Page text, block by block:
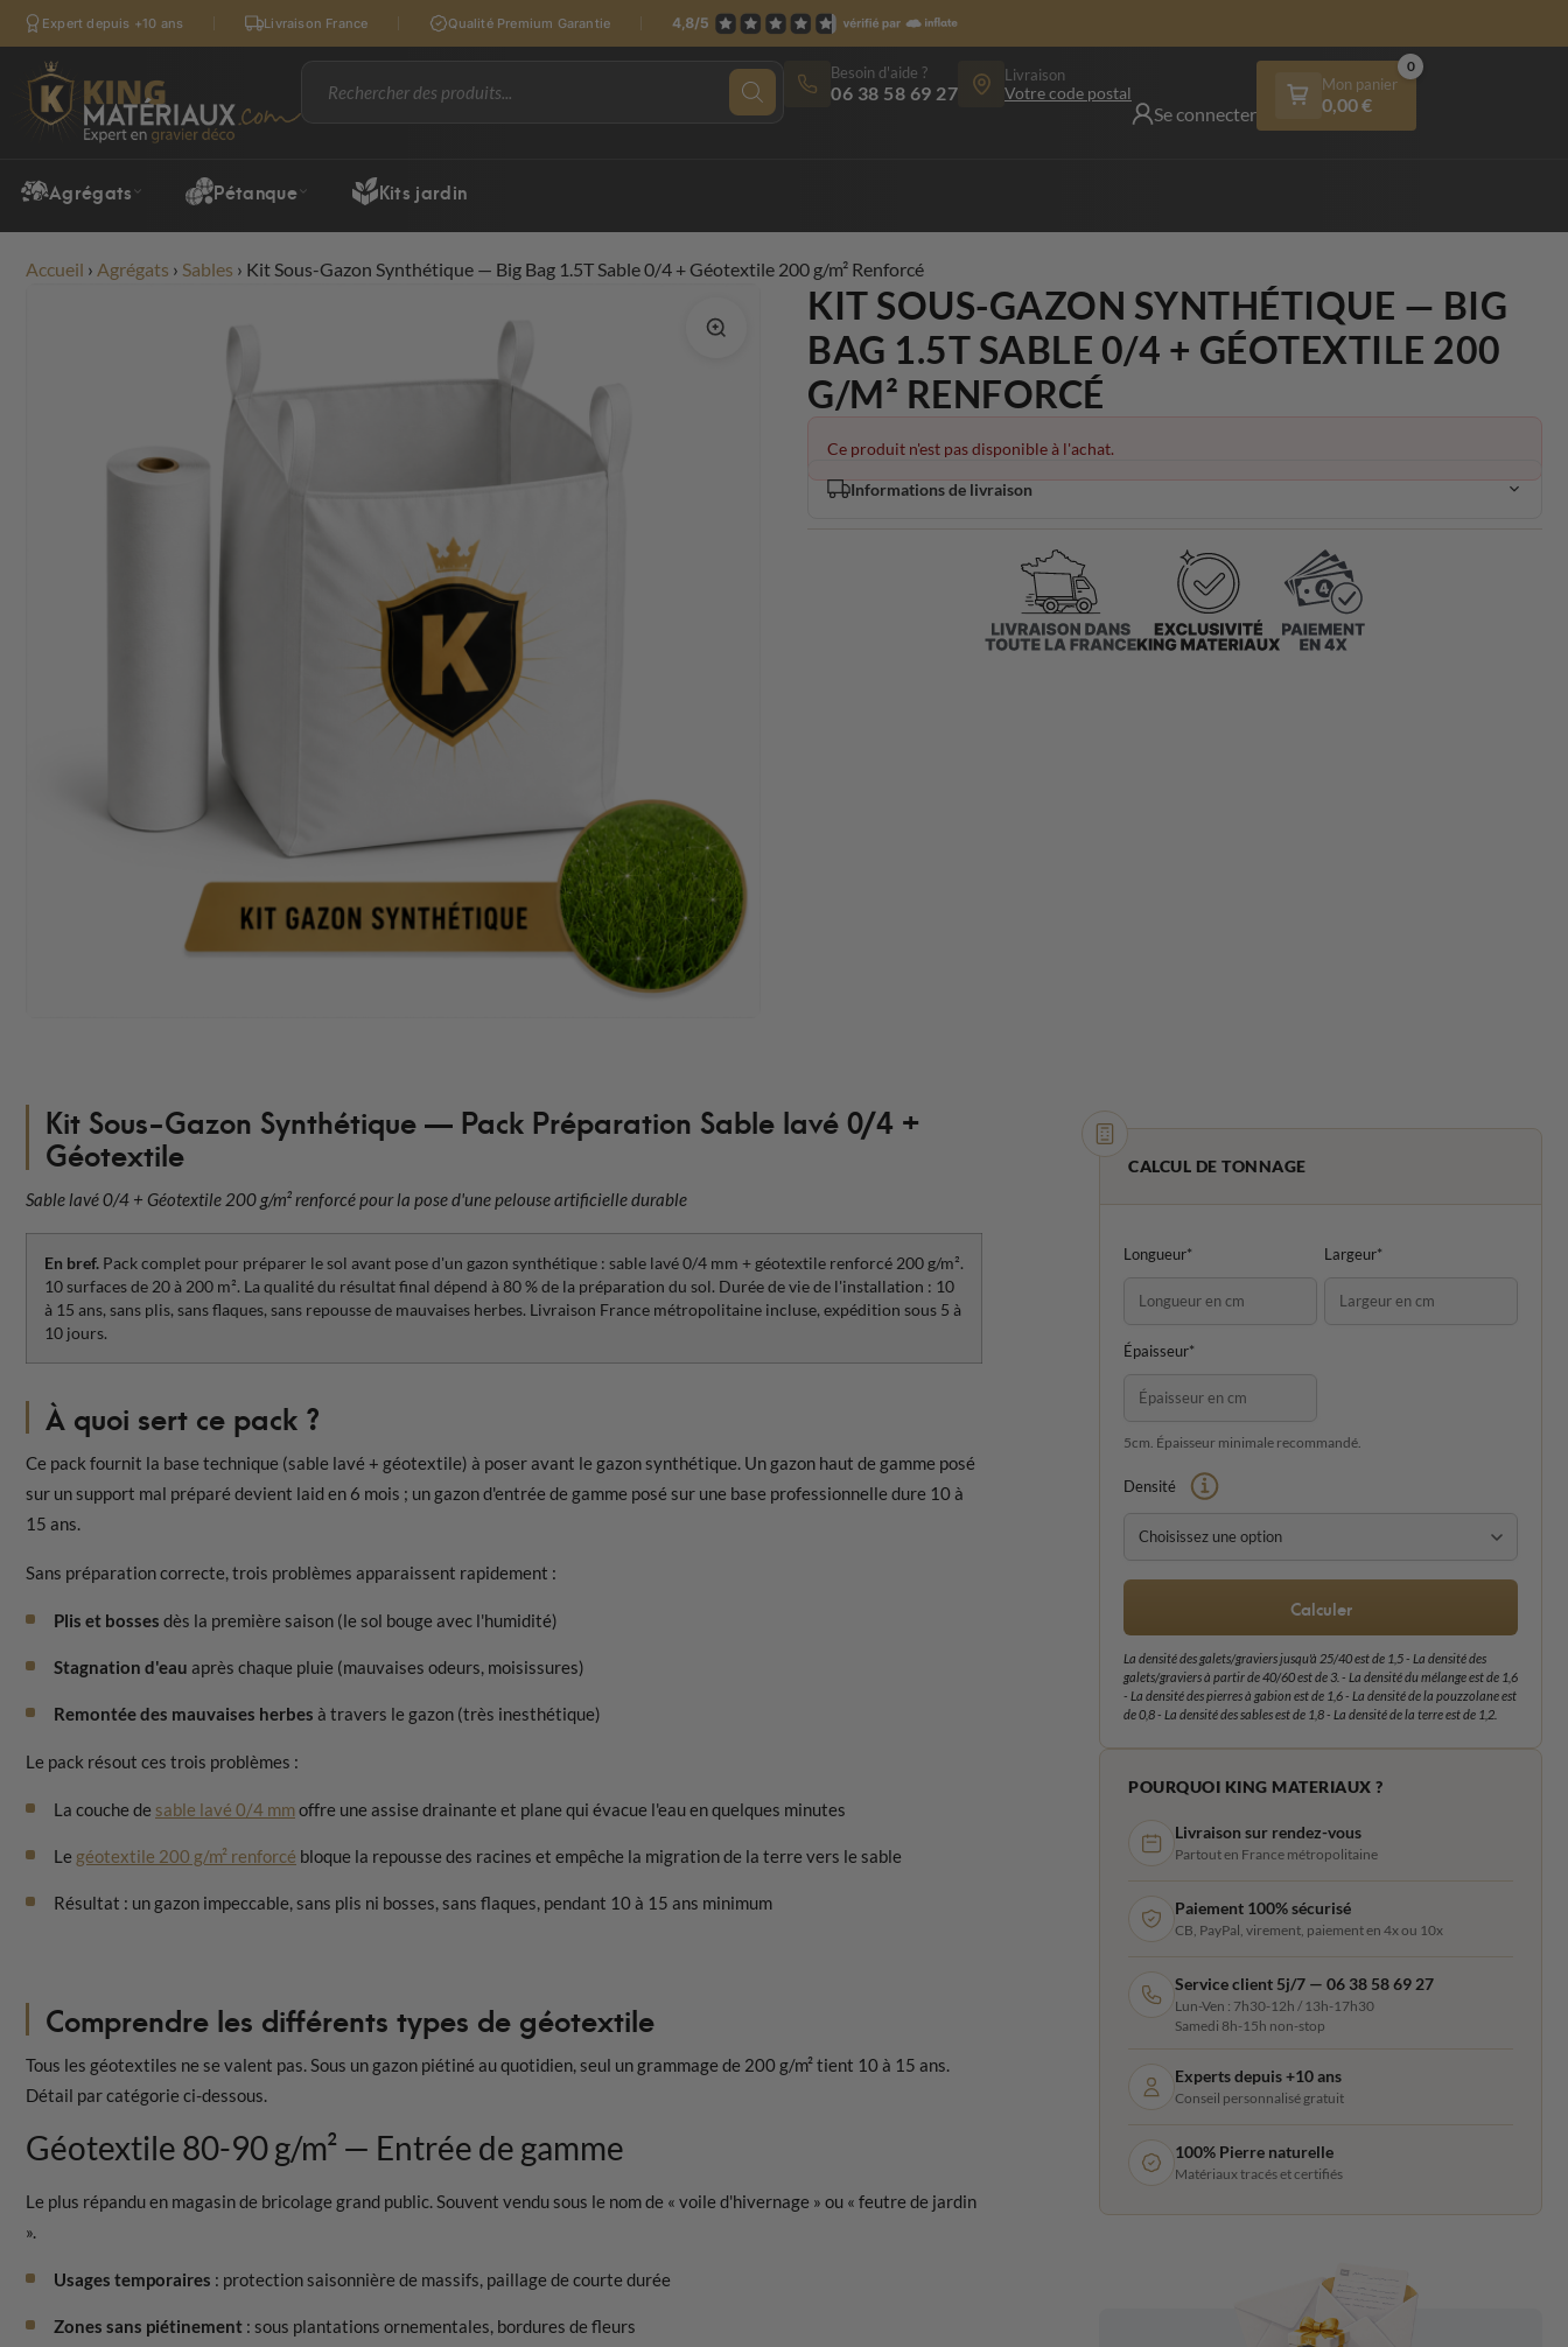
Expert depuis +10 ans Livraison France Qualité Premium Garantie
Besoin d'aide ?
06 38 58 69 27
Livraison
Votre code postal
Se connecter
Mon panier
0,00€
0
Agrégats Pétanque Kits jardin
Accueil › Agrégats › Sables › Kit Sous-Gazon Synthétique — Big Bag 1.5T Sable 0/4 + Géotextile 200 g/m² Renforcé
KIT SOUS-GAZON SYNTHÉTIQUE — BIG
BAG 1.5T SABLE 0/4 + GÉOTEXTILE 200
G/M² RENFORCÉ
Ce produit n'est pas disponible à l'achat.
Informations de livraison
Kit Sous-Gazon Synthétique — Pack Préparation Sable lavé 0/4 +
Géotextile
Sable lavé 0/4 + Géotextile 200 g/m² renforcé pour la pose d'une pelouse artificielle durable
En bref. Pack complet pour préparer le sol avant pose d'un gazon synthétique : sable lavé 0/4 mm + géotextile renforcé 200 g/m².
10 surfaces de 20 à 200 m². La qualité du résultat final dépend à 80 % de la préparation du sol. Durée de vie de l'installation : 10
à 15 ans, sans plis, sans flaques, sans repousse de mauvaises herbes. Livraison France métropolitaine incluse, expédition sous 5 à
10 jours.
À quoi sert ce pack ?
Ce pack fournit la base technique (sable lavé + géotextile) à poser avant le gazon synthétique. Un gazon haut de gamme posé
sur un support mal préparé devient laid en 6 mois ; un gazon d'entrée de gamme posé sur une base professionnelle dure 10 à
15 ans.
Sans préparation correcte, trois problèmes apparaissent rapidement :
Plis et bosses dès la première saison (le sol bouge avec l'humidité)
Stagnation d'eau après chaque pluie (mauvaises odeurs, moisissures)
Remontée des mauvaises herbes à travers le gazon (très inesthétique)
Le pack résout ces trois problèmes :
La couche de sable lavé 0/4 mmoffre une assise drainante et plane qui évacue l'eau en quelques minutes
Le géotextile 200 g/m² renforcé bloque la repousse des racines et empêche la migration de la terre vers le sable
Résultat : un gazon impeccable, sans plis ni bosses, sans flaques, pendant 10 à 15 ans minimum
Comprendre les différents types de géotextile
Tous les géotextiles ne se valent pas. Sous un gazon piétiné au quotidien, seul un grammage de 200 g/m² tient 10 à 15 ans.
Détail par catégorie ci-dessous.
Géotextile 80-90 g/m² — Entrée de gamme
Le plus répandu en magasin de bricolage grand public. Souvent vendu sous le nom de « voile d'hivernage » ou « feutre de jardin
».
Usages temporaires : protection saisonnière de massifs, paillage de courte durée
Zones sans piétinement : sous plantations ornementales, bordures de fleurs
CALCUL DE TONNAGE
Longueur* Largeur*
Épaisseur*
5cm. Épaisseur minimale recommandé.
Densité
Calculer
La densité des galets/graviers jusqu'à 25/40 est de 1,5 - La densité des
galets/graviers à partir de 40/60 est de 3. - La densité du mélange est de 1,6
- La densité des pierres à gabion est de 1,6 - La densité de la pouzzolane est
de 0,8 - La densité des sables est de 1,8 - La densité de la terre est de 1,2.
POURQUOI KING MATERIAUX ?
Livraison sur rendez-vous
Partout en France métropolitaine
Paiement 100% sécurisé
CB, PayPal, virement, paiement en 4x ou 10x
Service client 5j/7 — 06 38 58 69 27
Lun-Ven : 7h30-12h / 13h-17h30
Samedi 8h-15h non-stop
Experts depuis +10 ans
Conseil personnalisé gratuit
100% Pierre naturelle
Matériaux tracés et certifiés